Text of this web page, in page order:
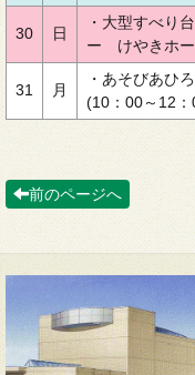
30 日
・大型すべり
ー けやきホー
31 月
・あそびあひ
(10：00～12：
前のページへ